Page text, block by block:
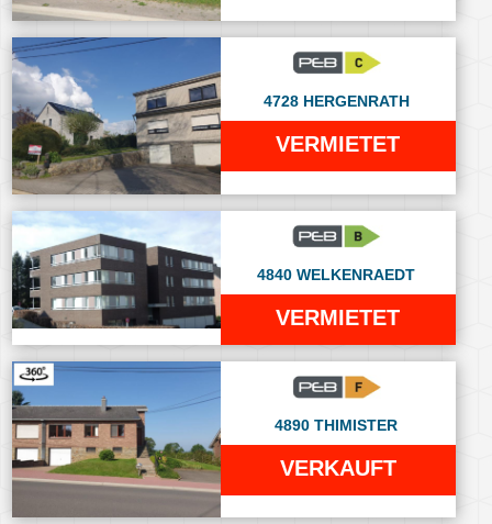
4728 HERGENRATH
VERMIETET
4840 WELKENRAEDT
VERMIETET
4890 THIMISTER
VERKAUFT